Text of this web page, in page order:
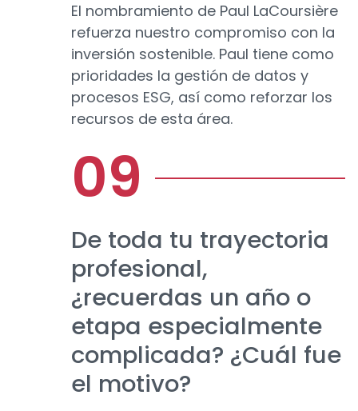
El nombramiento de Paul LaCoursière
refuerza nuestro compromiso con la
inversión sostenible. Paul tiene como
prioridades la gestión de datos y
procesos ESG, así como reforzar los
recursos de esta área.
De toda tu trayectoria
profesional,
¿recuerdas un año o
etapa especialmente
complicada? ¿Cuál fue
el motivo?